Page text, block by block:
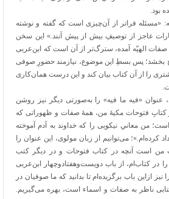
بود.
«مسئله فراتر از آن‌چیزی است که گفته و نوشته
عاجز از توصیفِ بیش از پیش آنند.» این سخن
صفات الهیّه آمده، سترگ‌تر از آن است که ابن‌عربی
بخشد؛ پس بسطِ این موضوع، نیازمند حضورِ صوفی
را از آن کتاب بیان کند و این درست همان‌کاری
عنوان «فیه ما فیه» را به‌صورتی دیگر نیز روشن
کتابِ فتوحات مکیهٔ من، همهٔ صفات و ظهوراتی که
من معانیِ نیکویی را که خداوند به آدم آموخته
کرده‌ام.»؛ می‌توانیم از زبان مولوی، این عنوان را
من است آنچه در کتاب فتوحات و در دیگر کتب
در کتاب‌ام، از باب دویست‌وهفتادوچهار ابن‌عربی
نیز ازاین باب برگزیده‌ام تا بدانید که ما صوفیان در
ناظر به صفات و اسماء است، بهره می‌گیریم.